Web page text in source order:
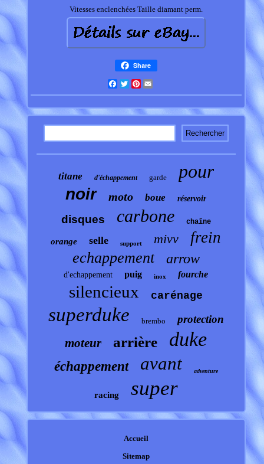
Vitesses enclenchées Taille diamant perm.
Share
Facebook
TwitterPinterest
titane d'échappement garde pour
noir moto boue réservoir
disques carbone chaîne
orange selle support mivv frein
echappement arrow
d'echappement puig inox fourche
silencieux carénage
superduke brembo protection
moteur arrière duke
échappement avant adventure
racing super
Accueil
Sitemap